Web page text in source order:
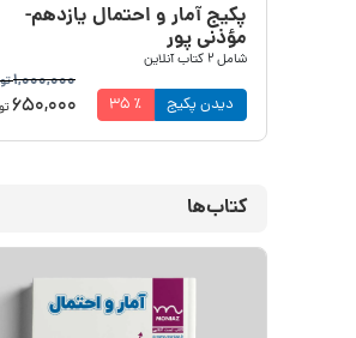
پکیج آمار و احتمال یازدهم-
مؤذنی پور
شامل2کتاب آنلاین
35 ٪ دیدن پکیج
1,000,000
650,000
کتاب‌ها